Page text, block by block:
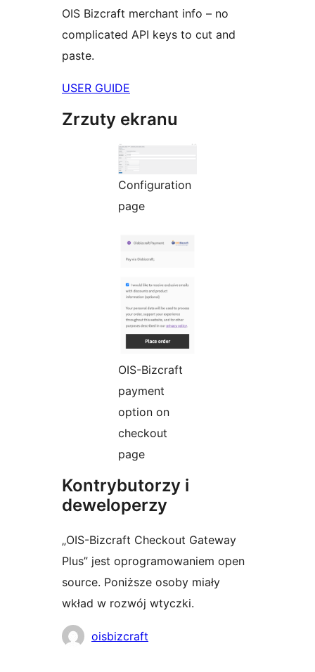
OIS Bizcraft merchant info – no
complicated API keys to cut and
paste.
USER GUIDE
Zrzuty ekranu
Configuration
page
OIS-Bizcraft
payment
option on
checkout
page
Kontrybutorzy i
deweloperzy
„OIS-Bizcraft Checkout Gateway
Plus” jest oprogramowaniem open
source. Poniższe osoby miały
wkład w rozwój wtyczki.
Zaangażowani
oisbizcraft